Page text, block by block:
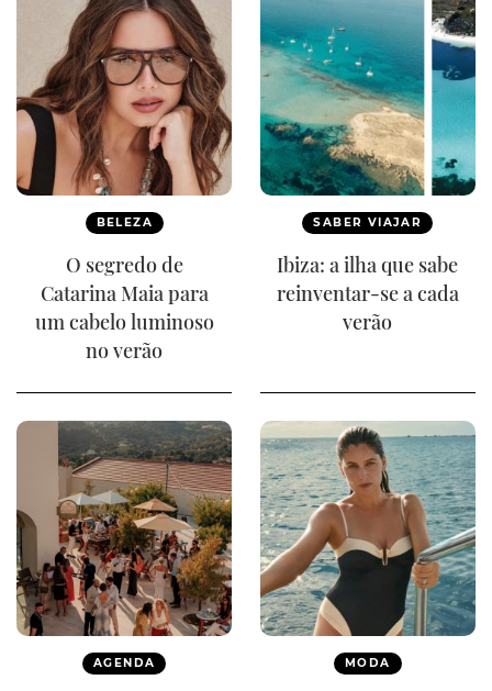
BELEZA
O segredo de
Catarina Maia para
um cabelo luminoso
no verão
SABER VIAJAR
Ibiza: a ilha que sabe
reinventar-se a cada
verão
AGENDA MODA